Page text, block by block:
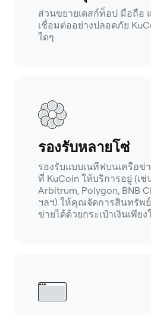
ส่วนขยายเดสก์ท็อป มือถือ
เชื่อมต่ออย่างปลอดภัย
ใดๆ
รองรับหลายโซ่
รองรับแบบเนทีฟบนเครือข่
ที่ KuCoin ให้บริการอยู่ (เช่
Arbitrum, Polygon, BNB
ฯลฯ) ให้คุณจัดการสินทรัพ
ข่ายได้ด้วยกระเป๋าเงินเพียง